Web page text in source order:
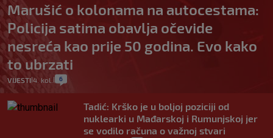
Marušić o kolonama na autocestama:
Policija satima obavlja očevide
nesreća kao prije 50 godina. Evo kako
to ubrzati
VIJESTI 4. kol. 6
Tadić: Krško je u boljoj poziciji od
nuklearki u Mađarskoj i Rumunjskoj jer
se vodilo računa o važnoj stvari